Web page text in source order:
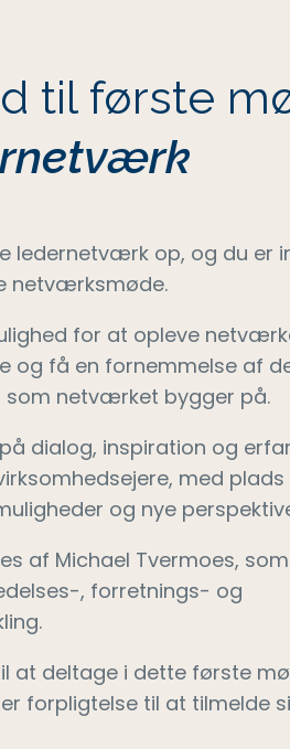
til første
ledernetværk op, og du er
netværksmøde.
for at opleve
og få en fornemmelse af
som netværket bygger på.
dialog, inspiration og
med
og nye
af Michael Tvermoes,
, forretnings- og
at deltage i dette første
forpligtelse til at tilmelde